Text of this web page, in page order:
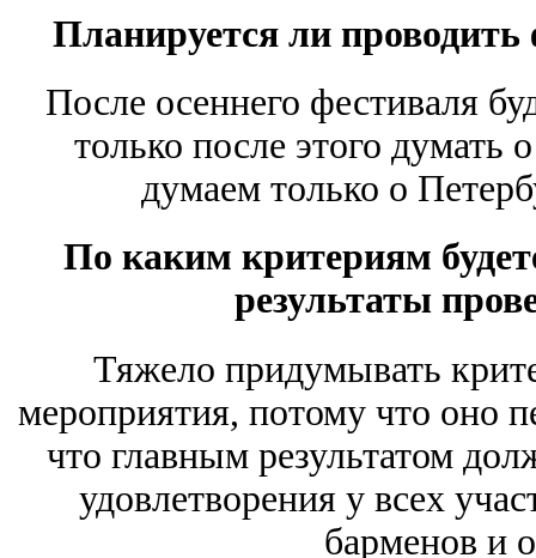
Планируется ли проводить
После осеннего фестиваля
только после этого
думаем только о
По каким критериям
результаты
Тяжело придумывать
мероприятия, потому что оно
что главным результатом
удовлетворения у всех
барменов и